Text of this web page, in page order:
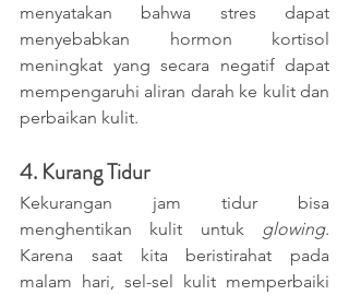
menyatakan bahwa stres dapat
menyebabkan hormon kortisol
meningkat yang secara negatif dapat
mempengaruhi aliran darah ke kulit dan
perbaikan kulit.
4. Kurang Tidur
Kekurangan jam tidur bisa
menghentikan kulit untuk glowing.
Karena saat kita beristirahat pada
malam hari, sel-sel kulit memperbaiki